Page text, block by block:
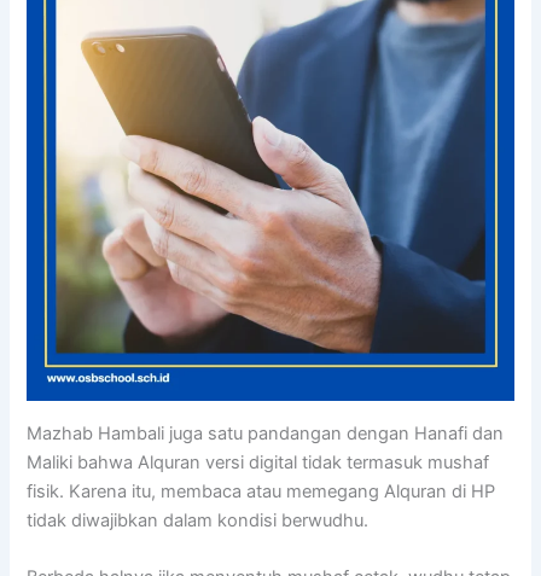
Mazhab Hambali juga satu pandangan dengan Hanafi dan
Maliki bahwa Alquran versi digital tidak termasuk mushaf
fisik. Karena itu, membaca atau memegang Alquran di HP
tidak diwajibkan dalam kondisi berwudhu.